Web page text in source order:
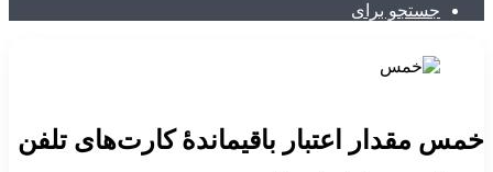
جستجو برای
مقدار اعتبار باقیماندهٔ کارت‌های تلفن